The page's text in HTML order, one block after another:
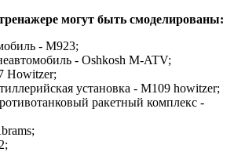
могут быть смоделированы:
- M923;
- Oshkosh M-ATV;
Howitzer;
установка - M109 howitzer;
ракетный комплекс -